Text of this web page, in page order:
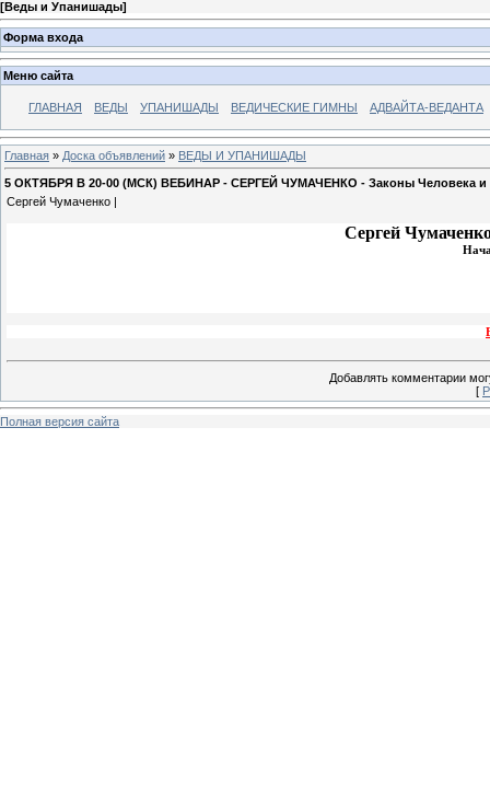
[Веды и Упанишады]
Форма входа
Меню сайта
ГЛАВНАЯ ВЕДЫ УПАНИШАДЫ ВЕДИЧЕСКИЕ ГИМНЫ АДВАЙТА-ВЕДАНТА
Главная » Доска объявлений » ВЕДЫ И УПАНИШАДЫ
5 ОКТЯБРЯ В 20-00 (МСК) ВЕБИНАР - СЕРГЕЙ ЧУМАЧЕНКО - Законы Человека
Сергей Чумаченко |
Сергей
Добавлять комментарии
[
Полная версия сайта